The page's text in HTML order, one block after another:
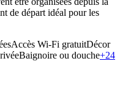
de départ idéal pour les
Accès Wi-Fi gratuitDécor
Baignoire ou douche+24